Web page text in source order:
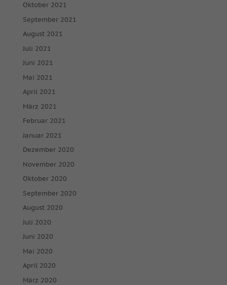
Oktober 2021
September 2021
August 2021
Juli 2021
Juni 2021
Mai 2021
April 2021
März 2021
Februar 2021
Januar 2021
Dezember 2020
November 2020
Oktober 2020
September 2020
August 2020
Juli 2020
Juni 2020
Mai 2020
April 2020
März 2020